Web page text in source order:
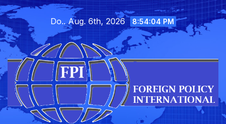
Skip
to
content
Do.. Aug. 6th, 2026 8:54:05 PM